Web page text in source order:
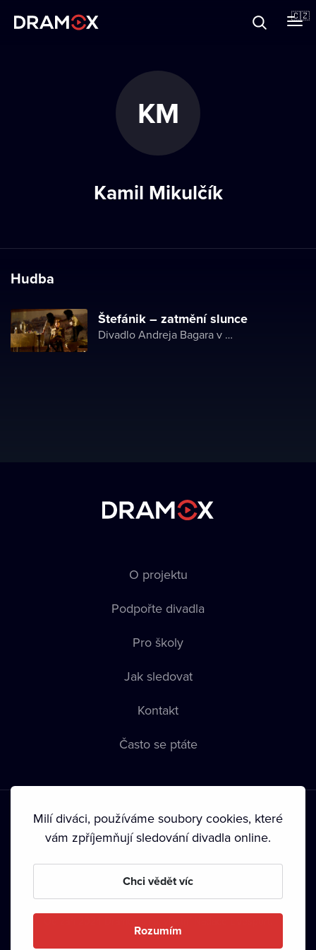
🇨🇿
KM
Kamil Mikulčík
Hudba
Štefánik – zatmění slunce
Divadlo Andreja Bagara v Nitre
O projektu
Podpořte divadla
Pro školy
Jak sledovat
Kontakt
Často se ptáte
Podmínky používání • Ochrana soukromí • Zásady používání
• Autorská práva•
Milí diváci, používáme soubory cookies, které
vám zpříjemňují sledování divadla online.
Chci vědět víc
Rozumím